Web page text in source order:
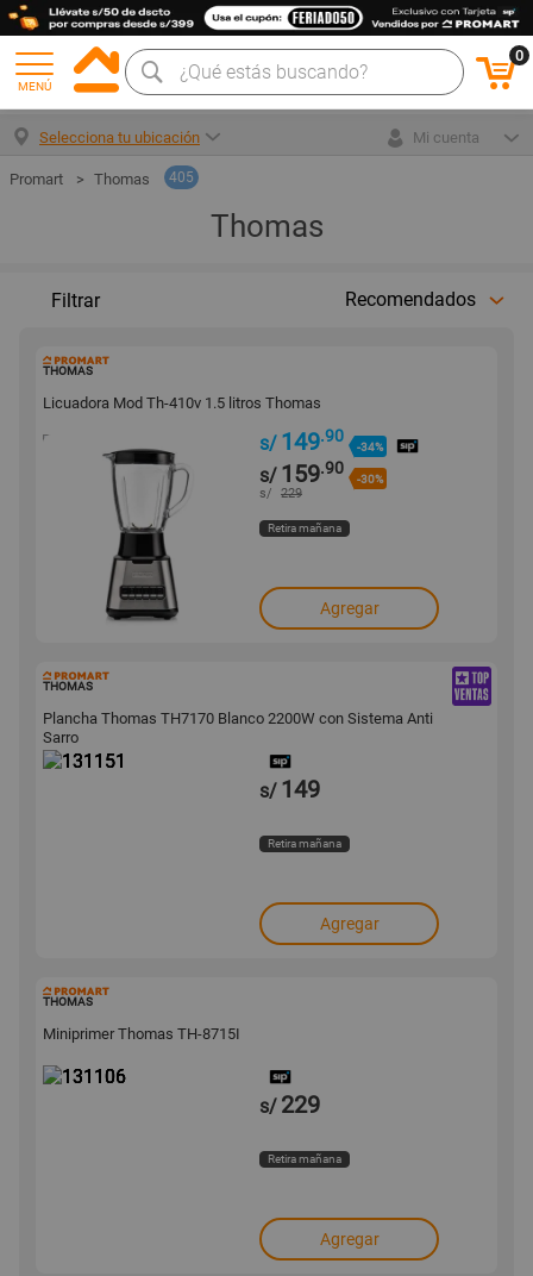
MENÚ
0
Selecciona tu ubicación Mi cuenta
Thomas 405
Thomas
Filtrar Recomendados
THOMAS
Licuadora Mod Th-410v 1.5 litros Thomas
s/ 149.90
-34%
s/ 159.90
-30%
s/ 229
Retira mañana
Agregar
THOMAS
Plancha Thomas TH7170 Blanco 2200W con Sistema Anti
Sarro
s/ 149
Retira mañana
Agregar
THOMAS
Miniprimer Thomas TH-8715I
s/ 229
Retira mañana
Agregar